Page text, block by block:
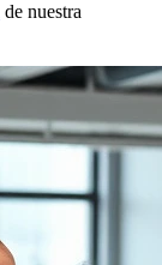
de nuestra